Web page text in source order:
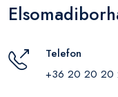
Telefon
+36 20 20 20